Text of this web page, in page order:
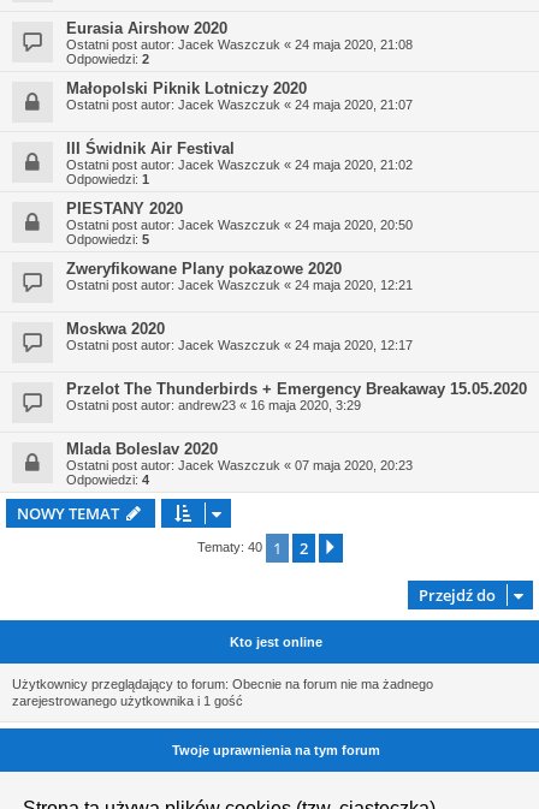
Eurasia Airshow 2020
Ostatni post autor: Jacek Waszczuk « 24 maja 2020, 21:08
Odpowiedzi: 2
Małopolski Piknik Lotniczy 2020
Ostatni post autor: Jacek Waszczuk « 24 maja 2020, 21:07
III Świdnik Air Festival
Ostatni post autor: Jacek Waszczuk « 24 maja 2020, 21:02
Odpowiedzi: 1
PIESTANY 2020
Ostatni post autor: Jacek Waszczuk « 24 maja 2020, 20:50
Odpowiedzi: 5
Zweryfikowane Plany pokazowe 2020
Ostatni post autor: Jacek Waszczuk « 24 maja 2020, 12:21
Moskwa 2020
Ostatni post autor: Jacek Waszczuk « 24 maja 2020, 12:17
Przelot The Thunderbirds + Emergency Breakaway 15.05.2020
Ostatni post autor: andrew23 « 16 maja 2020, 3:29
Mlada Boleslav 2020
Ostatni post autor: Jacek Waszczuk « 07 maja 2020, 20:23
Odpowiedzi: 4
NOWY TEMAT
Tematy: 40 1 2
Przejdź do
Kto jest online
Użytkownicy przeglądający to forum: Obecnie na forum nie ma żadnego
zarejestrowanego użytkownika i 1 gość
Twoje uprawnienia na tym forum